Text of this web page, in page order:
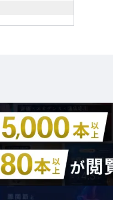
を担保するものではなく，セ
ものとします。
者に広く情報を提供するもの
ておりますが，内容の正確